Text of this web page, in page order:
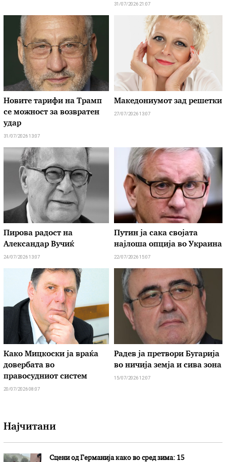
31/07/2026 21:07
Новите тарифи на Трамп
се можност за возвратен
удар
31/07/2026 13:07
Македониумот зад решетки
27/07/2026 13:07
Пирова радост на
Александар Вучиќ
24/07/2026 13:07
Путин ја сака својата
најлоша опција во Украина
22/07/2026 15:07
Како Мицкоски ја враќа
довербата во
правосудниот систем
20/07/2026 08:07
Радев ја претвори Бугарија
во ничија земја и сива зона
15/07/2026 12:07
Најчитани
Сцени од Германија како во сред зима: 15